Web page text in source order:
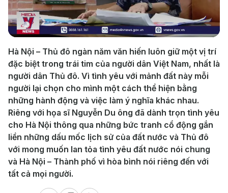
Video
Hà Nội – Thủ đô ngàn năm văn hiến luôn giữ một vị trí
đặc biệt trong trái tim của người dân Việt Nam, nhất là
người dân Thủ đô. Vì tình yêu với mảnh đất này mỗi
người lại chọn cho mình một cách thể hiện bằng
những hành động và việc làm ý nghĩa khác nhau.
Riêng với họa sĩ Nguyễn Du ông đã dành trọn tình yêu
cho Hà Nội thông qua những bức tranh cổ động gắn
liền những dấu mốc lịch sử của đất nước và Thủ đô
với mong muốn lan tỏa tình yêu đất nước nói chung
và Hà Nội – Thành phố vì hòa bình nói riêng đến với
tất cả mọi người.